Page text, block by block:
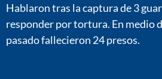
Hablaron tras la captura de 3
responder por tortura. En medio
pasado fallecieron 24 presos.